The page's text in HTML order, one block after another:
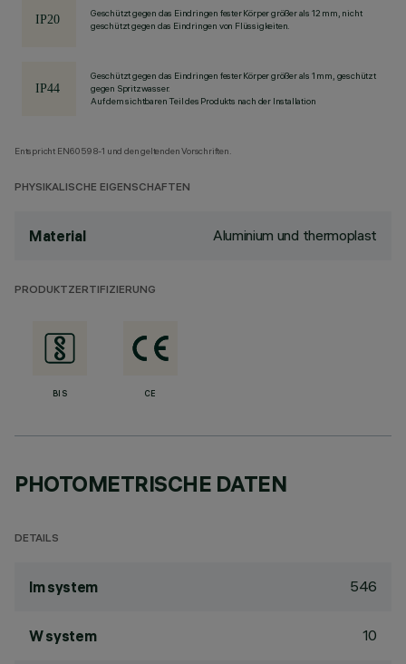
Geschützt gegen das Eindringen fester Körper größer als 12 mm, nicht
geschützt gegen das Eindringen von Flüssigkeiten.
Geschützt gegen das Eindringen fester Körper größer als 1 mm, geschützt
gegen Spritzwasser.
Auf dem sichtbaren Teil des Produkts nach der Installation
Entspricht EN60598-1 und den geltenden Vorschriften.
PHYSIKALISCHE EIGENSCHAFTEN
Material Aluminium und thermoplast
PRODUKTZERTIFIZIERUNG
BIS CE
PHOTOMETRISCHE DATEN
DETAILS
lm system 546
W system 10